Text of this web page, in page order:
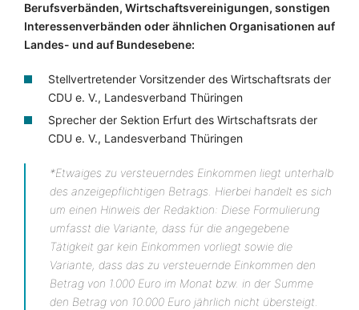
Berufsverbänden, Wirtschaftsvereinigungen, sonstigen
Interessenverbänden oder ähnlichen Organisationen auf
Landes- und auf Bundesebene:
Stellvertretender Vorsitzender des Wirtschaftsrats der
CDU e. V., Landesverband Thüringen
Sprecher der Sektion Erfurt des Wirtschaftsrats der
CDU e. V., Landesverband Thüringen
*Etwaiges zu versteuerndes Einkommen liegt unterhalb
des anzeigepflichtigen Betrags. Hierbei handelt es sich
um einen Hinweis der Redaktion: Diese Formulierung
umfasst die Variante, dass für die angegebene
Tätigkeit gar kein Einkommen vorliegt sowie die
Variante, dass das zu versteuernde Einkommen den
Betrag von 1.000 Euro im Monat bzw. in der Summe
den Betrag von 10.000 Euro jährlich nicht übersteigt.